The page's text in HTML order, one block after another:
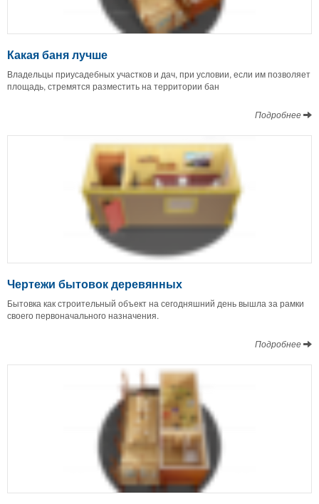
Какая баня лучше
Владельцы приусадебных участков и дач, при условии, если им позволяет
площадь, стремятся разместить на территории бан
Подробнее
Чертежи бытовок деревянных
Бытовка как строительный объект на сегодняшний день вышла за рамки
своего первоначального назначения.
Подробнее